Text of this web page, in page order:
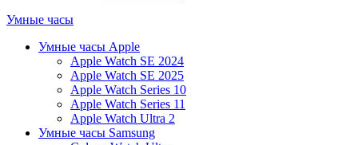
Умные часы
Умные часы Apple
Apple Watch SE 2024
Apple Watch SE 2025
Apple Watch Series 10
Apple Watch Series 11
Apple Watch Ultra 2
Умные часы Samsung